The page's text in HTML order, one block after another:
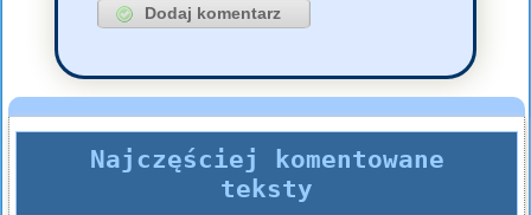
Najczęściej komentowane
teksty